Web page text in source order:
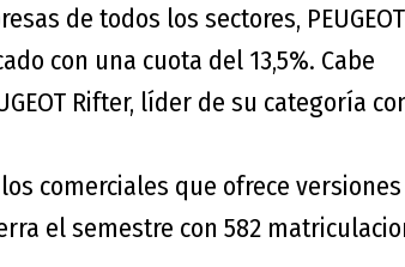
de todos los sectores,
con una cuota del 13,5%. Cabe
Rifter, líder de su categoría
comerciales que ofrece versiones
el semestre con 582